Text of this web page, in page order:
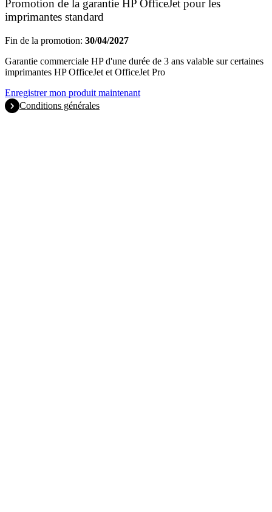
Promotion de la garantie HP OfficeJet pour les
imprimantes standard
Fin de la promotion: 30/04/2027
Garantie commerciale HP d'une durée de 3 ans valable sur certaines
imprimantes HP OfficeJet et OfficeJet Pro
Enregistrer mon produit maintenant
Conditions générales